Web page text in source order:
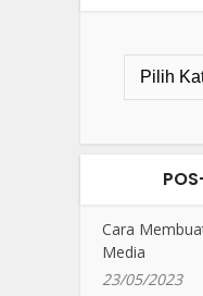
Cara
Media
23/05/2023